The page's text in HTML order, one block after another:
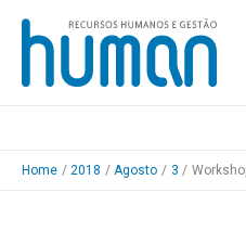
Skip
content
Home 2018 Agosto 3